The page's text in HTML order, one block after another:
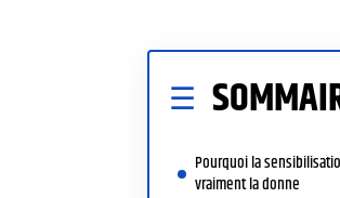
Pourquoi la
vraiment la donne